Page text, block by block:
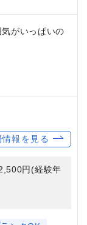
がいっぱいの
情報を見る
円(経験年